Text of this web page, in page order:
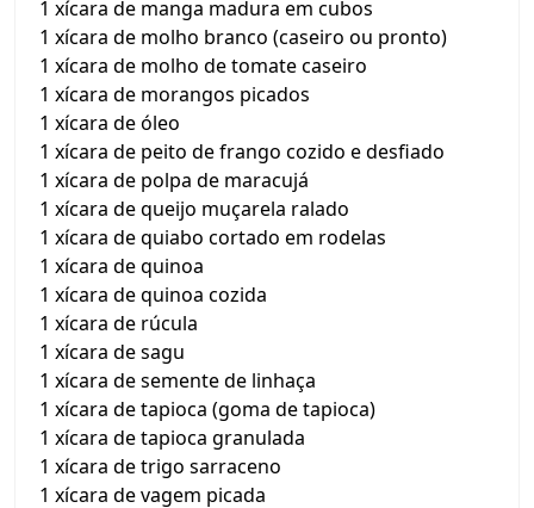
1 xícara de manga madura em cubos
1 xícara de molho branco (caseiro ou pronto)
1 xícara de molho de tomate caseiro
1 xícara de morangos picados
1 xícara de óleo
1 xícara de peito de frango cozido e desfiado
1 xícara de polpa de maracujá
1 xícara de queijo muçarela ralado
1 xícara de quiabo cortado em rodelas
1 xícara de quinoa
1 xícara de quinoa cozida
1 xícara de rúcula
1 xícara de sagu
1 xícara de semente de linhaça
1 xícara de tapioca (goma de tapioca)
1 xícara de tapioca granulada
1 xícara de trigo sarraceno
1 xícara de vagem picada